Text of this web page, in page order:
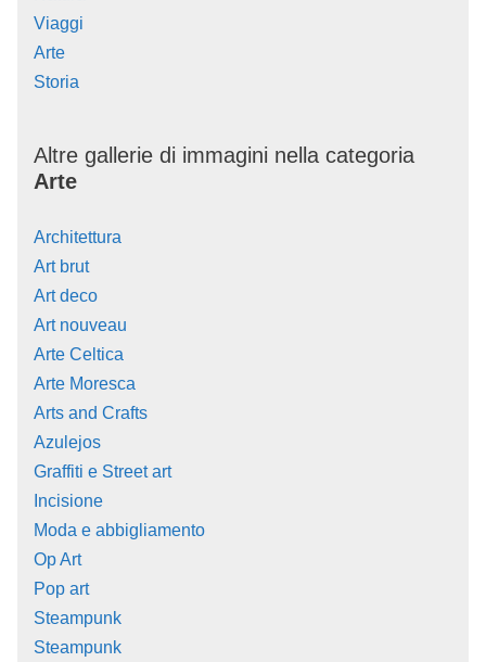
Viaggi
Arte
Storia
Altre gallerie di immagini nella categoria
Arte
Architettura
Art brut
Art deco
Art nouveau
Arte Celtica
Arte Moresca
Arts and Crafts
Azulejos
Graffiti e Street art
Incisione
Moda e abbigliamento
Op Art
Pop art
Steampunk
Steampunk